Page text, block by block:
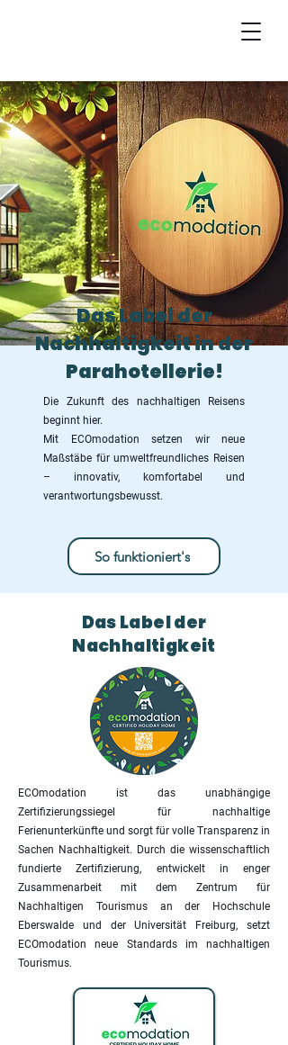
Das Label der
Nachhaltigkeit in der
Parahotellerie!
Die Zukunft des nachhaltigen Reisens
beginnt hier.
Mit ECOmodation setzen wir neue
Maßstäbe für umweltfreundliches Reisen
– innovativ, komfortabel und
verantwortungsbewusst.
So funktioniert's
Das Label der
Nachhaltigkeit
ECOmodation ist das unabhängige
Zertifizierungssiegel für nachhaltige
Ferienunterkünfte und sorgt für volle Transparenz in
Sachen Nachhaltigkeit. Durch die wissenschaftlich
fundierte Zertifizierung, entwickelt in enger
Zusammenarbeit mit dem Zentrum für
Nachhaltigen Tourismus an der Hochschule
Eberswalde und der Universität Freiburg, setzt
ECOmodation neue Standards im nachhaltigen
Tourismus.